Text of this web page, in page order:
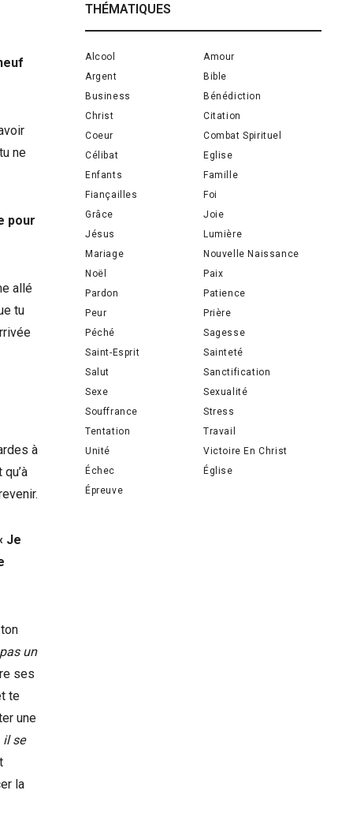
ne
pour
allé
tu
à
Je
un
ses
te
une
il se
la
THÉMATIQUES
Alcool
Amour
Argent
Bible
Business
Bénédiction
Christ
Citation
Coeur
Combat Spirituel
Célibat
Eglise
Enfants
Famille
Fiançailles
Foi
Grâce
Joie
Jésus
Lumière
Mariage
Nouvelle Naissance
Noël
Paix
Pardon
Patience
Peur
Prière
Péché
Sagesse
Saint-Esprit
Sainteté
Salut
Sanctification
Sexe
Sexualité
Souffrance
Stress
Tentation
Travail
Unité
Victoire En Christ
Échec
Église
Épreuve